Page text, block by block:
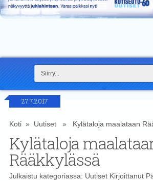
27.7.2017
Koti» Uutiset» Kylätaloja maalataan
Kylätaloja
Rääkkylässä
Julkaistu kategoriassa: UutisetKirjoittanut